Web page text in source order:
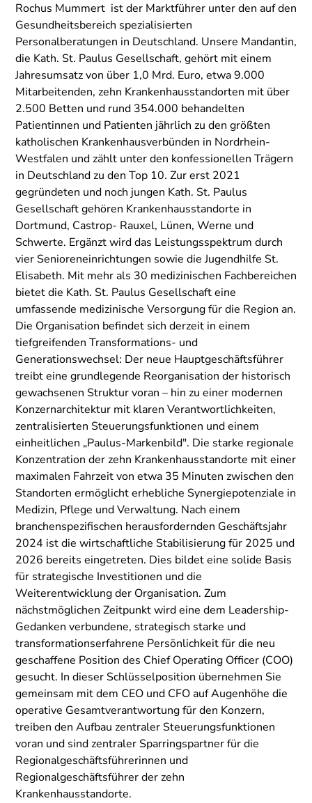
Rochus Mummert ist der Marktführer unter den auf den
Gesundheitsbereich spezialisierten
Personalberatungen in Deutschland. Unsere Mandantin,
die Kath. St. Paulus Gesellschaft, gehört mit einem
Jahresumsatz von über 1,0 Mrd. Euro, etwa 9.000
Mitarbeitenden, zehn Krankenhausstandorten mit über
2.500 Betten und rund 354.000 behandelten
Patientinnen und Patienten jährlich zu den größten
katholischen Krankenhausverbünden in Nordrhein-
Westfalen und zählt unter den konfessionellen Trägern
in Deutschland zu den Top 10. Zur erst 2021
gegründeten und noch jungen Kath. St. Paulus
Gesellschaft gehören Krankenhausstandorte in
Dortmund, Castrop- Rauxel, Lünen, Werne und
Schwerte. Ergänzt wird das Leistungsspektrum durch
vier Senioreneinrichtungen sowie die Jugendhilfe St.
Elisabeth. Mit mehr als 30 medizinischen Fachbereichen
bietet die Kath. St. Paulus Gesellschaft eine
umfassende medizinische Versorgung für die Region an.
Die Organisation befindet sich derzeit in einem
tiefgreifenden Transformations- und
Generationswechsel: Der neue Hauptgeschäftsführer
treibt eine grundlegende Reorganisation der historisch
gewachsenen Struktur voran – hin zu einer modernen
Konzernarchitektur mit klaren Verantwortlichkeiten,
zentralisierten Steuerungsfunktionen und einem
einheitlichen „Paulus-Markenbild". Die starke regionale
Konzentration der zehn Krankenhausstandorte mit einer
maximalen Fahrzeit von etwa 35 Minuten zwischen den
Standorten ermöglicht erhebliche Synergiepotenziale in
Medizin, Pflege und Verwaltung. Nach einem
branchenspezifischen herausfordernden Geschäftsjahr
2024 ist die wirtschaftliche Stabilisierung für 2025 und
2026 bereits eingetreten. Dies bildet eine solide Basis
für strategische Investitionen und die
Weiterentwicklung der Organisation. Zum
nächstmöglichen Zeitpunkt wird eine dem Leadership-
Gedanken verbundene, strategisch starke und
transformationserfahrene Persönlichkeit für die neu
geschaffene Position des Chief Operating Officer (COO)
gesucht. In dieser Schlüsselposition übernehmen Sie
gemeinsam mit dem CEO und CFO auf Augenhöhe die
operative Gesamtverantwortung für den Konzern,
treiben den Aufbau zentraler Steuerungsfunktionen
voran und sind zentraler Sparringspartner für die
Regionalgeschäftsführerinnen und
Regionalgeschäftsführer der zehn
Krankenhausstandorte.